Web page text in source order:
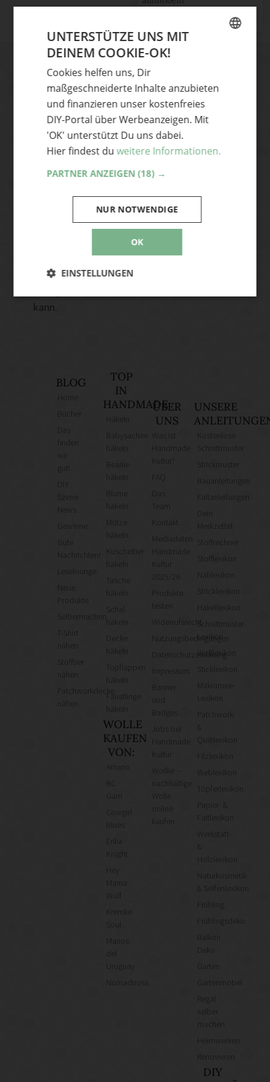
DIY-Ideen und News aus der
Handmade Szene
Dann abonniere unseren Newsletter und
hole dir die coolsten DIY-Ideen und News
aus der Handmade Szene frisch auf
Ja, ich akzeptiere die Handmade Kultur
Datenschutzerklärungund stimme zu, E-
Mails zu erhalten. Mir bewusst ist, dass ich
kann.
Abonnieren
BLOG
finden
gut!
News
Gute
Nachrichten!
Leselounge
Neue
Produkte
Selbermachen
T-Shirt
Stofftier
Patchworkdecke
TOP
IN
HANDMADE
häkeln
häkeln
Mütze
häkeln
Kuscheltier
häkeln
Tasche
häkeln
häkeln
Topflappen
häkeln
Fäustlinge
häkeln
WOLLE
KAUFEN
VON:
Cowgirl
Knight
Mama
Wolf
Kremke
Manos
Uruguay
Nomadnoss
ÜBER
UNS
Was ist
Kultur?
Team
Kontakt
Mediadaten
Kultur
2025/26
Produkte
testen
Widerrufsrecht
Nutzungsbedingungen
Datenschutzerklärung
Kultur
Wollke –
nachhaltige
kaufen
UNSERE
Kostenlose
Schnittmuster
Strickmuster
Bauanleitungen
Faltanleitungen
Merkzettel
Stoffrechner
Stofflexikon
Nählexikon
Stricklexikon
Häkellexikon
Schnittmuster-
Lexikon
Wolllexikon
Sticklexikon
Makramee-
Lexikon
Patchwork-
&
Quiltlexikon
Weblexikon
Töpferlexikon
Papier- &
Faltlexikon
Werkstatt-
&
Holzlexikon
Naturkosmetik-
& Seifenlexikon
Frühling
Frühlingsdeko
Balkon
Deko
Garten
Gartenmöbel
Regal
Heimwerken
DIY
UNTERSTÜTZE UNS MIT
DEINEM COOKIE-OK!
Cookies helfen uns, Dir
maßgeschneiderte Inhalte anzubieten
und finanzieren unser kostenfreies
DIY-Portal über Werbeanzeigen. Mit
'OK' unterstützt Du uns dabei.
Hier findest du weitere Informationen.
PARTNER ANZEIGEN (18) →
OK
NUR NOTWENDIGE
EINSTELLUNGEN